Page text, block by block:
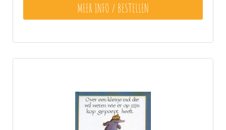
MEER INFO / BESTELLEN